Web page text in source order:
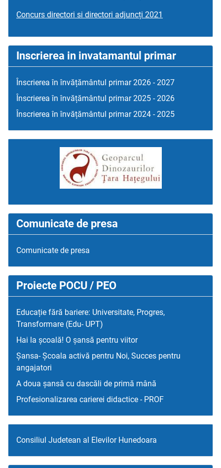
Concurs directori si directori adjuncți 2021
Inscrierea in invatamantul primar
Înscrierea în învățământul primar 2026 - 2027
Înscrierea în învățământul primar 2025 - 2026
Înscrierea în învățământul primar 2024 - 2025
Comunicate de presa
Comunicate de presa
Proiecte POCU / PEO
Educație fără bariere: Universitate, Progres,
Transformare (Edu- UPT)
Hai la școală! O șansă pentru viitor
Șansa- Școala activă pentru Noi, Succes pentru
angajatori
A doua șansă cu dascăli de primă mână
Profesionalizarea carierei didactice - PROF
Consiliul Judetean al Elevilor Hunedoara